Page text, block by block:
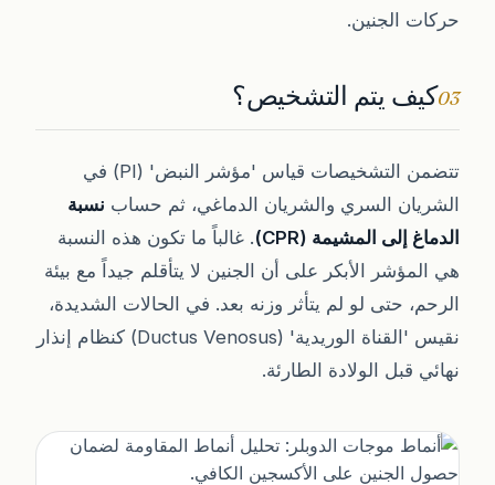
حركات الجنين.
03كيف يتم التشخيص؟
تتضمن التشخيصات قياس 'مؤشر النبض' (PI) في
الشريان السري والشريان الدماغي، ثم حساب نسبة
الدماغ إلى المشيمة (CPR)
. غالباً ما تكون هذه النسبة
هي المؤشر الأبكر على أن الجنين لا يتأقلم جيداً مع بيئة
الرحم، حتى لو لم يتأثر وزنه بعد. في الحالات الشديدة،
نقيس 'القناة الوريدية' (Ductus Venosus) كنظام إنذار
نهائي قبل الولادة الطارئة.